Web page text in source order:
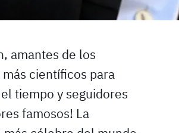
amantes de los
científicos para
tiempo y seguidores
famosos! La